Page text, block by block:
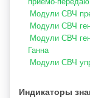
Модули СВЧ
Модули СВЧ
Модули СВЧ
Ганна
Модули СВЧ
Индикаторы